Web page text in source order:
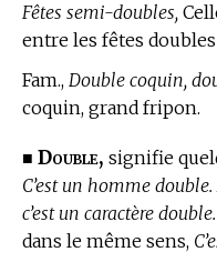
Fêtes semi-doubles,
entre les fêtes
Fam., Double coquin,
coquin, grand fripon.
■ Double, signifie
C’est un homme
c’est un caractère
dans le même sens,